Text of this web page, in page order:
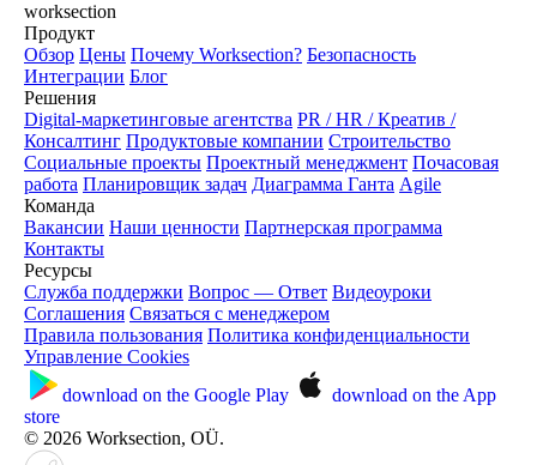
worksection
Продукт
Обзор Цены Почему Worksection? Безопасность
Интеграции Блог
Решения
Digital-маркетинговые агентства PR / HR / Креатив /
Консалтинг Продуктовые компании Строительство
Социальные проекты Проектный менеджмент Почасовая
работа Планировщик задач Диаграмма Ганта Agile
Команда
Вакансии Наши ценности Партнерская программа
Контакты
Ресурсы
Служба поддержки Вопрос — Ответ Видеоуроки
Соглашения Связаться с менеджером
Правила пользования Политика конфиденциальности
Управление Cookies
download on the Google Play download on the App
store
© 2026 Worksection, OÜ.